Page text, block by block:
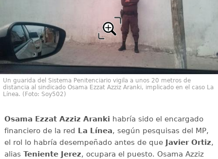
Un guarida del Sistema Penitenciario vigila a unos 20 metros de
distancia al sindicado Osama Ezzat Azziz Aranki, implicado en el caso La
Línea. (Foto: Soy502)
Osama Ezzat Azziz Aranki habría sido el encargado
financiero de la red La Línea, según pesquisas del MP,
el rol lo habría desempeñado antes de que Javier Ortiz,
alias Teniente Jerez, ocupara el puesto. Osama Azziz